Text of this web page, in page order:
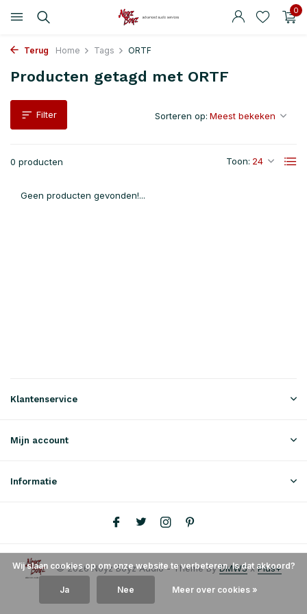
0
Terug Home Tags ORTF
Producten getagd met ORTF
Filter
0 producten Toon:
Sorteren op:
Geen producten gevonden!...
Klantenservice
Mijn account
Informatie
© 2026 Noyz Boyz Audio - Theme ByDMWSxPlus+
Wij slaan cookies op om onze website te verbeteren. Is dat akkoord?
Ja Nee Meer over cookies »